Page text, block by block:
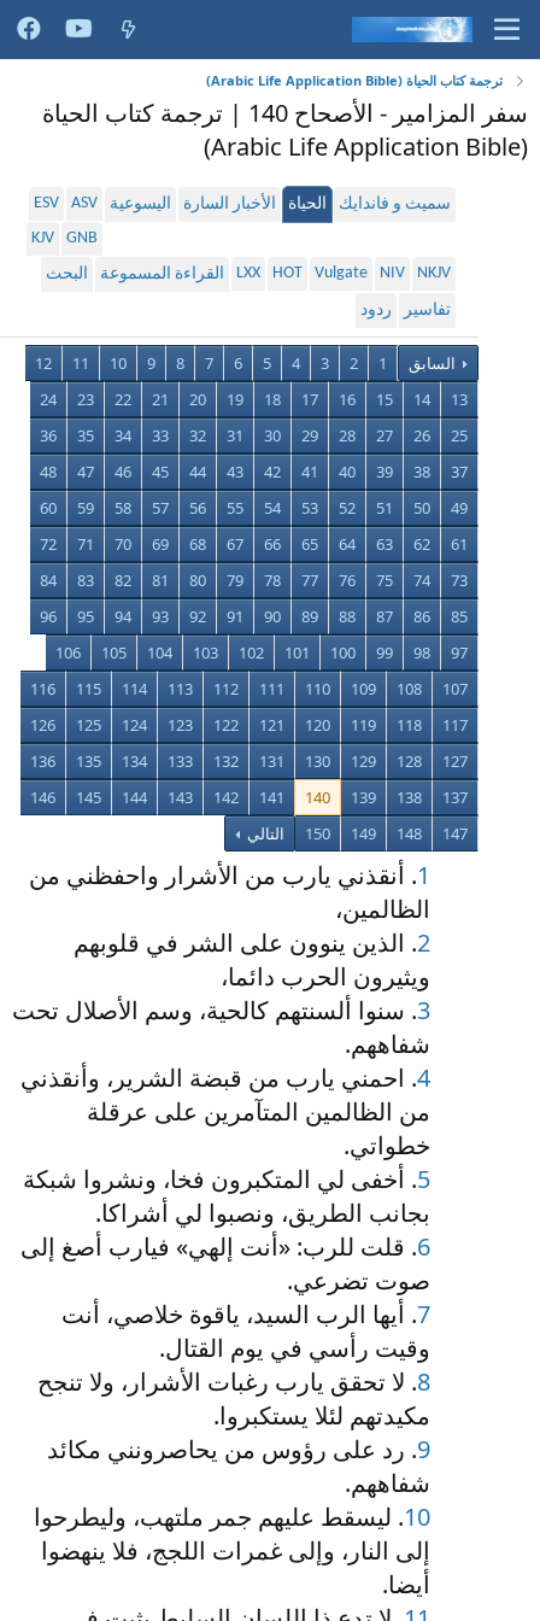
ترجمة كتاب الحياة (Arabic Life Application Bible)
سفر المزامير - الأصحاح 140 | ترجمة كتاب الحياة
(Arabic Life Application Bible)
سميث و فاندايك الحياة الأخبار السارة اليسوعية ASV
ESV
GNB
KJV
NKJV
NIV
Vulgate
HOT
LXX القراءة المسموعة
البحث
تفاسير
ردود
السابق 1
2
3
4
5
6
7
8
9
10
11
12
13
14
15
16
17
18
19
20
21
22
23
24
25
26
27
28
29
30
31
32
33
34
35
36
37
38
39
40
41
42
43
44
45
46
47
48
49
50
51
52
53
54
55
56
57
58
59
60
61
62
63
64
65
66
67
68
69
70
71
72
73
74
75
76
77
78
79
80
81
82
83
84
85
86
87
88
89
90
91
92
93
94
95
96
97
98
99
100
101
102
103
104
105
106
107
108
109
110
111
112
113
114
115
116
117
118
119
120
121
122
123
124
125
126
127
128
129
130
131
132
133
134
135
136
137
138
139
140
141
142
143
144
145
146
147
148
149
150 التالي
1. أنقذني يارب من الأشرار واحفظني من
الظالمين،
2. الذين ينوون على الشر في قلوبهم
ويثيرون الحرب دائما،
3. سنوا ألسنتهم كالحية، وسم الأصلال تحت
شفاههم.
4. احمني يارب من قبضة الشرير، وأنقذني
من الظالمين المتآمرين على عرقلة
خطواتي.
5. أخفى لي المتكبرون فخا، ونشروا شبكة
بجانب الطريق، ونصبوا لي أشراكا.
6. قلت للرب: «أنت إلهي» فيارب أصغ إلى
صوت تضرعي.
7. أيها الرب السيد، ياقوة خلاصي، أنت
وقيت رأسي في يوم القتال.
8. لا تحقق يارب رغبات الأشرار، ولا تنجح
مكيدتهم لئلا يستكبروا.
9. رد على رؤوس من يحاصرونني مكائد
شفاههم.
10. ليسقط عليهم جمر ملتهب، وليطرحوا
إلى النار، وإلى غمرات اللجج، فلا ينهضوا
أيضا.